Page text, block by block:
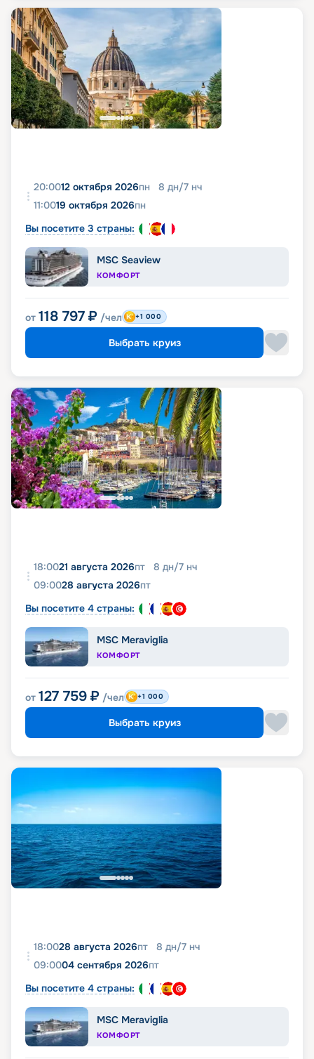
20:0012 октября 2026пн 8 дн/7 нч
11:0019 октября 2026пн
Вы посетите 3 страны:
MSC Seaview
КОМФОРТ
от 118 797 ₽ /чел +1 000
Выбрать круиз
18:0021 августа 2026пт 8 дн/7 нч
09:0028 августа 2026пт
Вы посетите 4 страны:
MSC Meraviglia
КОМФОРТ
от 127 759 ₽ /чел +1 000
Выбрать круиз
18:0028 августа 2026пт 8 дн/7 нч
09:0004 сентября 2026пт
Вы посетите 4 страны:
MSC Meraviglia
КОМФОРТ